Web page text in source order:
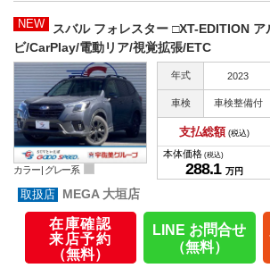
NEW
スバル フォレスター □XT-EDITION ア
ビ/CarPlay/電動リア/視覚拡張/ETC
カラー | グレー系
年式 2023
車検 車検整備付
支払総額 (税込)
本体価格 (税込)
288.1 万円
MEGA 大垣店
在庫確認
来店予約
（無料）
LINE お問合せ
（無料）